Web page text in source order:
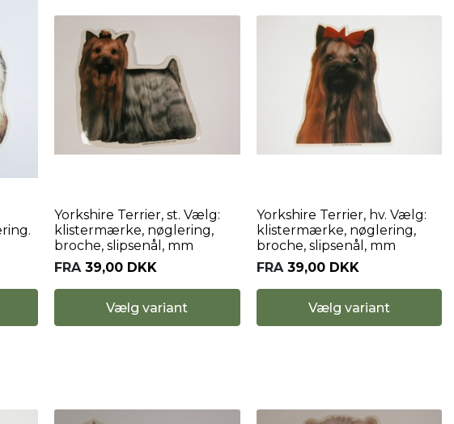
Yorkshire Terrier, st. Vælg:
klistermærke, nøglering,
broche, slipsenål, mm
FRA 39,00 DKK
Vælg variant
Yorkshire Terrier, hv. Vælg:
klistermærke, nøglering,
broche, slipsenål, mm
FRA 39,00 DKK
Vælg variant